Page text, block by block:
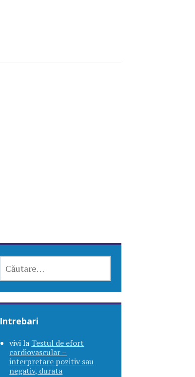
DUPĂ:
Intrebari
vivi la Testul de efort
cardiovascular –
interpretare pozitiv sau
negativ, durata